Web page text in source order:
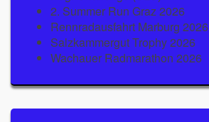
2. Summer Run Graz 2026
Rennradausfahrt Marburg 2026
Salzkammergut Trophy 2026
Wachauer Radmarathon 2026